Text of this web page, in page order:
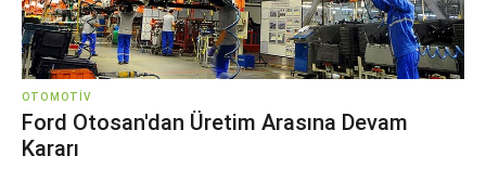
OTOMOTIV
Ford Otosan'dan Üretim Arasına Devam
Kararı